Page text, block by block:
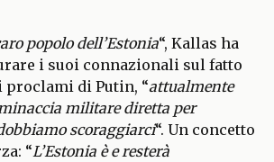
popolo dell’Estonia“, Kallas ha
i suoi connazionali sul fatto
proclami di Putin, “attualmente
militare diretta per
scoraggiarci“. Un concetto
“L’Estonia è e resterà